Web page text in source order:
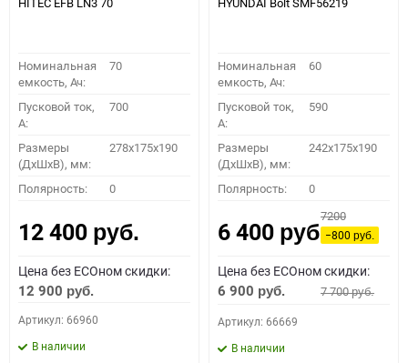
Номинальная
емкость, Ач:
70
Пусковой ток,
A:
700
Размеры
(ДхШхВ), мм:
278x175x190
Полярность: 0
12 400 руб.
Цена без ECOном скидки:
12 900 руб.
Артикул: 66960
В наличии
Номинальная
емкость, Ач:
60
Пусковой ток,
A:
590
Размеры
(ДхШхВ), мм:
242x175x190
Полярность: 0
6 400 руб.
7200
−800руб.
Цена без ECOном скидки:
6 900 руб. 7 700руб.
Артикул: 66669
В наличии